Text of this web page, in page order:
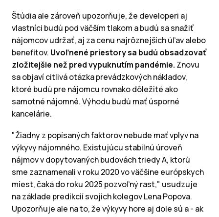
Štúdia ale zároveň upozorňuje, že developeri aj
vlastníci budú pod väčším tlakom a budú sa snažiť
nájomcov udržať, aj za cenu najrôznejších úľav alebo
benefitov. Uvoľnené priestory sa budú obsadzovať
zložitejšie než pred vypuknutím pandémie. Znovu
sa objaví citlivá otázka prevádzkových nákladov,
ktoré budú pre nájomcu rovnako dôležité ako
samotné nájomné. Výhodu budú mať úsporné
kancelárie.
"Žiadny z popísaných faktorov nebude mať vplyv na
výkyvy nájomného. Existujúcu stabilnú úroveň
nájmov v dopytovaných budovách triedy A, ktorú
sme zaznamenali v roku 2020 vo väčšine európskych
miest, čaká do roku 2025 pozvoľný rast," usudzuje
na základe predikcií svojich kolegov Lena Popova.
Upozorňuje ale na to, že výkyvy hore aj dole sú a - ak